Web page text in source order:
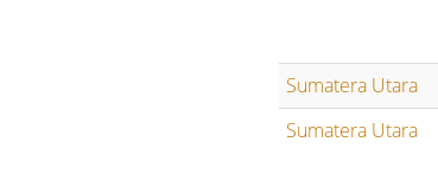
Sumatera Utara
Sumatera Utara